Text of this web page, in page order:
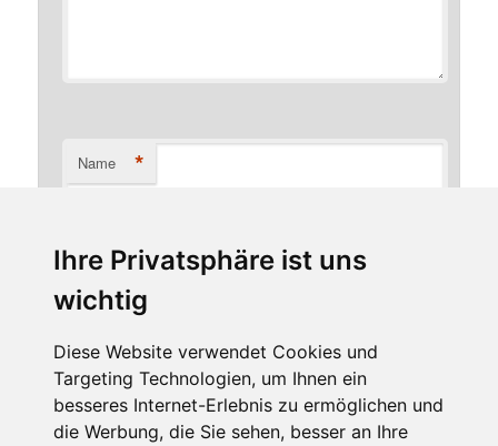
Ihre Privatsphäre ist uns
wichtig
Diese Website verwendet Cookies und
Targeting Technologien, um Ihnen ein
besseres Internet-Erlebnis zu ermöglichen und
die Werbung, die Sie sehen, besser an Ihre
Name *
E-Mail-Adresse *
Website